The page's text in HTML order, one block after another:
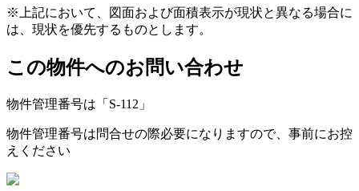
※上記において、図面および面積表示が現状と異なる場合に
は、現状を優先するものとします。
この物件へのお問い合わせ
物件管理番号は「 S-112 」
物件管理番号は問合せの際必要になりますので、事前にお控
えください